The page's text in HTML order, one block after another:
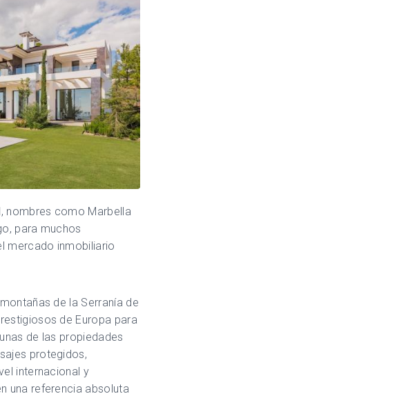
nombres como Marbella
para muchos
mercado inmobiliario
de la Serranía de
de Europa para
de las propiedades
protegidos,
internacional y
una referencia absoluta